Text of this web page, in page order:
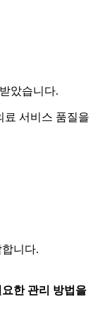
았습니다.
료 서비스 품질을
니다.
한 관리 방법을